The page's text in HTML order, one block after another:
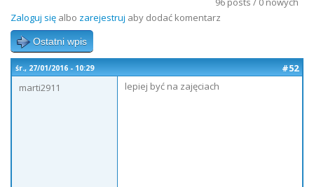
Zaloguj się albo zarejestruj aby dodać komentarz
Ostatni wpis
śr., 27/01/2016 - 10:29
#52
marti2911
lepiej być na zajęciach